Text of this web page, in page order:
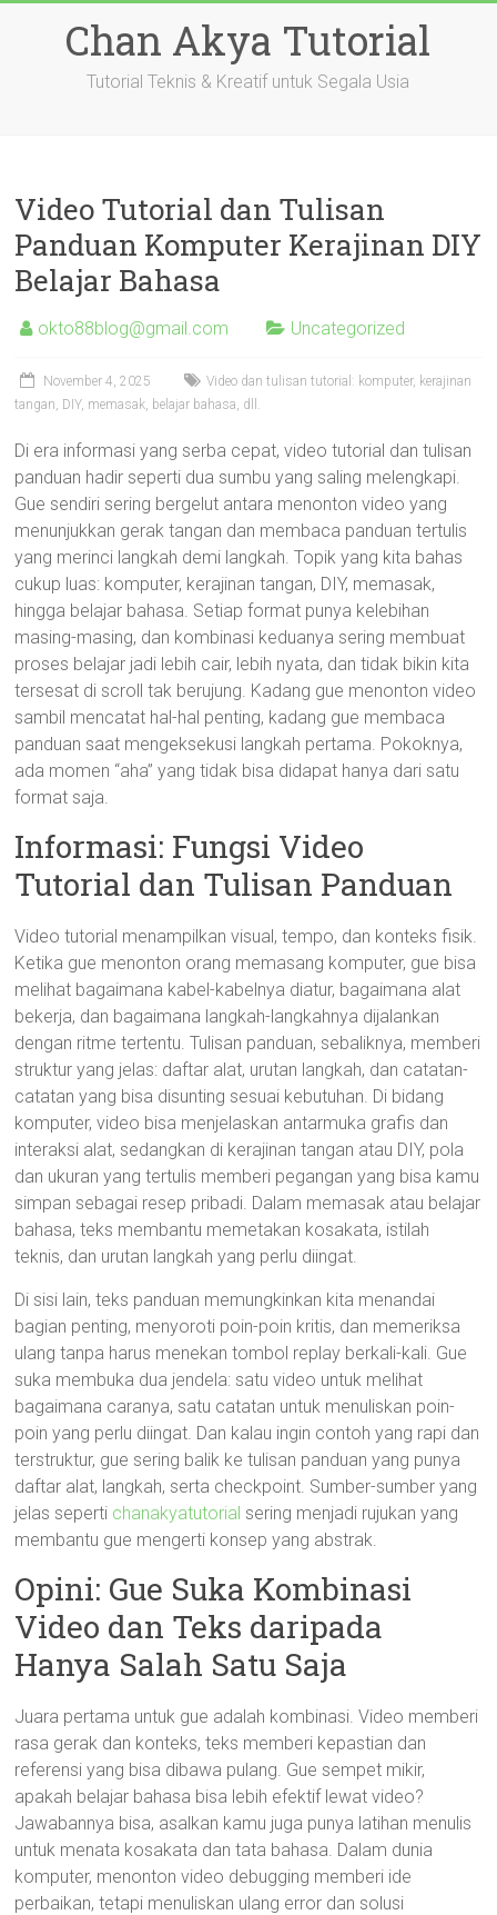
Chan Akya Tutorial
Tutorial Teknis & Kreatif untuk Segala Usia
Video Tutorial dan Tulisan
Panduan Komputer Kerajinan DIY
Belajar Bahasa
okto88blog@gmail.com Uncategorized
November 4, 2025
Video dan tulisan tutorial: komputer, kerajinan
tangan, DIY, memasak, belajar bahasa, dll.
Di era informasi yang serba cepat, video tutorial dan tulisan
panduan hadir seperti dua sumbu yang saling melengkapi.
Gue sendiri sering bergelut antara menonton video yang
menunjukkan gerak tangan dan membaca panduan tertulis
yang merinci langkah demi langkah. Topik yang kita bahas
cukup luas: komputer, kerajinan tangan, DIY, memasak,
hingga belajar bahasa. Setiap format punya kelebihan
masing-masing, dan kombinasi keduanya sering membuat
proses belajar jadi lebih cair, lebih nyata, dan tidak bikin kita
tersesat di scroll tak berujung. Kadang gue menonton video
sambil mencatat hal-hal penting, kadang gue membaca
panduan saat mengeksekusi langkah pertama. Pokoknya,
ada momen “aha” yang tidak bisa didapat hanya dari satu
format saja.
Informasi: Fungsi Video
Tutorial dan Tulisan Panduan
Video tutorial menampilkan visual, tempo, dan konteks fisik.
Ketika gue menonton orang memasang komputer, gue bisa
melihat bagaimana kabel-kabelnya diatur, bagaimana alat
bekerja, dan bagaimana langkah-langkahnya dijalankan
dengan ritme tertentu. Tulisan panduan, sebaliknya, memberi
struktur yang jelas: daftar alat, urutan langkah, dan catatan-
catatan yang bisa disunting sesuai kebutuhan. Di bidang
komputer, video bisa menjelaskan antarmuka grafis dan
interaksi alat, sedangkan di kerajinan tangan atau DIY, pola
dan ukuran yang tertulis memberi pegangan yang bisa kamu
simpan sebagai resep pribadi. Dalam memasak atau belajar
bahasa, teks membantu memetakan kosakata, istilah
teknis, dan urutan langkah yang perlu diingat.
Di sisi lain, teks panduan memungkinkan kita menandai
bagian penting, menyoroti poin-poin kritis, dan memeriksa
ulang tanpa harus menekan tombol replay berkali-kali. Gue
suka membuka dua jendela: satu video untuk melihat
bagaimana caranya, satu catatan untuk menuliskan poin-
poin yang perlu diingat. Dan kalau ingin contoh yang rapi dan
terstruktur, gue sering balik ke tulisan panduan yang punya
daftar alat, langkah, serta checkpoint. Sumber-sumber yang
jelas seperti chanakyatutorial sering menjadi rujukan yang
membantu gue mengerti konsep yang abstrak.
Opini: Gue Suka Kombinasi
Video dan Teks daripada
Hanya Salah Satu Saja
Juara pertama untuk gue adalah kombinasi. Video memberi
rasa gerak dan konteks, teks memberi kepastian dan
referensi yang bisa dibawa pulang. Gue sempet mikir,
apakah belajar bahasa bisa lebih efektif lewat video?
Jawabannya bisa, asalkan kamu juga punya latihan menulis
untuk menata kosakata dan tata bahasa. Dalam dunia
komputer, menonton video debugging memberi ide
perbaikan, tetapi menuliskan ulang error dan solusi